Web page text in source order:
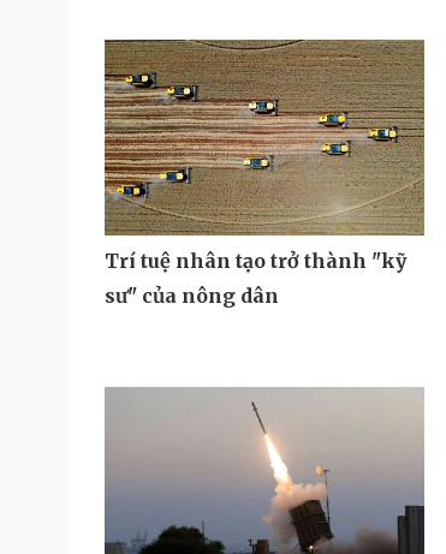
Trí tuệ nhân tạo trở thành "kỹ
sư" của nông dân